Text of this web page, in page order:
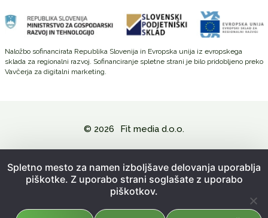
Naložbo sofinancirata Republika Slovenija in Evropska unija iz evropskega
sklada za regionalni razvoj. Sofinanciranje spletne strani je bilo pridobljeno preko
Vavčerja za digitalni marketing.
© 2026 Fit media d.o.o.
Splošni pogoji poslovanja
Spletno mesto za namen izboljšave delovanja uporablja
piškotke. Z uporabo strani soglašate z uporabo
piškotkov.